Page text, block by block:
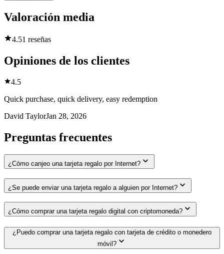
Valoración media
4.51 reseñas
Opiniones de los clientes
4.5
Quick purchase, quick delivery, easy redemption
David TaylorJan 28, 2026
Preguntas frecuentes
¿Cómo canjeo una tarjeta regalo por Internet?
¿Se puede enviar una tarjeta regalo a alguien por Internet?
¿Cómo comprar una tarjeta regalo digital con criptomoneda?
¿Puedo comprar una tarjeta regalo con tarjeta de crédito o monedero
móvil?